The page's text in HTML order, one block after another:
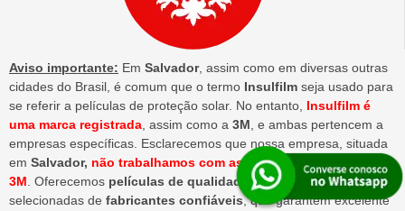
Aviso importante: Em Salvador, assim como em diversas outras
cidades do Brasil, é comum que o termo Insulfilm seja usado para
se referir a películas de proteção solar. No entanto, Insulfilm é
uma marca registrada , assim como a 3M , e ambas pertencem a
empresas específicas. Esclarecemos que nossa empresa, situada
em Salvador, não trabalhamos com as marcas Insulfilm nem
3M . Oferecemos películas de qualidade equivalente,
selecionadas de fabricantes confiáveis, que garantem excelente